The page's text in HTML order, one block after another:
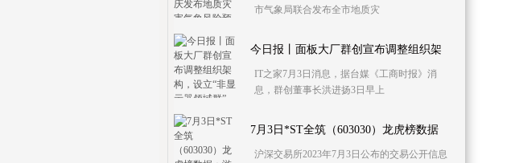
市气象局联合发布全市地质灾
今日报丨面板大厂群创宣布调整组织架
IT之家7月3日消息，据台媒《工商时报》消
息，群创董事长洪进扬3日早上
7月3日*ST全筑（603030）龙虎榜数据
沪深交易所2023年7月3日公布的交易公开信息